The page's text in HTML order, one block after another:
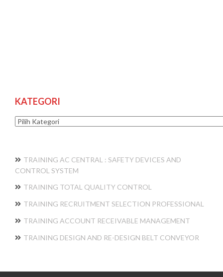
KATEGORI
Kategori
TRAINING AC CENTRAL : SAFETY DEVICES AND
CONTROL SYSTEM
TRAINING TOTAL QUALITY CONTROL
TRAINING RECRUITMENT SELECTION PROFESSIONAL
TRAINING ACCOUNT RECEIVABLE MANAGEMENT
TRAINING DESIGN AND RE-DESIGN BELT CONVEYOR